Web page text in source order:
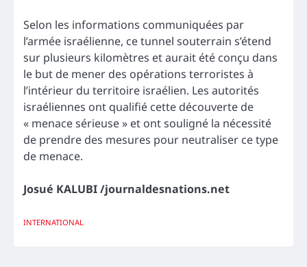
Selon les informations communiquées par
l’armée israélienne, ce tunnel souterrain s’étend
sur plusieurs kilomètres et aurait été conçu dans
le but de mener des opérations terroristes à
l’intérieur du territoire israélien. Les autorités
israéliennes ont qualifié cette découverte de
« menace sérieuse » et ont souligné la nécessité
de prendre des mesures pour neutraliser ce type
de menace.
Josué KALUBI /journaldesnations.net
INTERNATIONAL